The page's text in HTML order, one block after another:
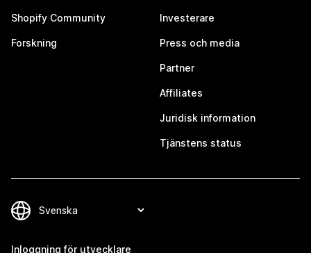
Shopify Community
Forskning
Investerare
Press och media
Partner
Affiliates
Juridisk information
Tjänstens status
Inloggning för utvecklare